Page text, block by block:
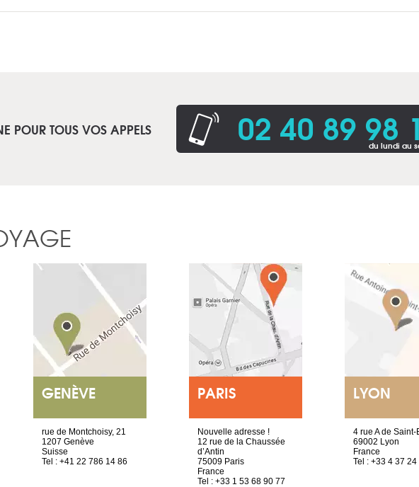
POUR TOUS VOS APPELS 02 40 89 98
du lundi au
GENÈVE
rue de Montchoisy, 21
1207 Genève
Suisse
Tel : +41 22 786 14 86
PARIS
Nouvelle adresse !
12 rue de la Chaussée
d’Antin
75009 Paris
France
Tel : +33 1 53 68 90 77
LYON
4 rue A de Saint-
69002 Lyon
France
Tel : +33 4 37